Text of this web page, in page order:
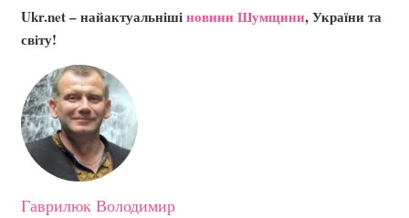
Ukr.net – найактуальнішіновини Шумщини, України та
світу!
Гаврилюк Володимир